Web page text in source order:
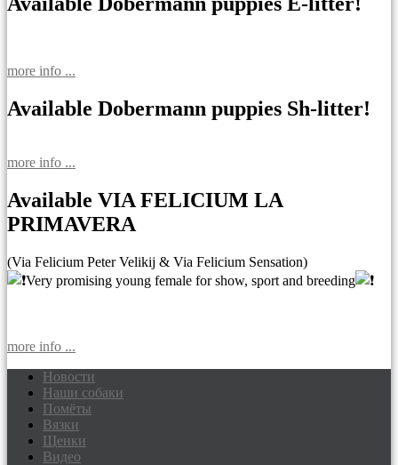
more info ...
Available Dobermann puppies Sh-litter!
more info ...
Available VIA FELICIUM LA
PRIMAVERA
(Via Felicium Peter Velikij & Via Felicium Sensation)
Very promising young female for show, sport and breeding
more info ...
Доберманы питомник Via Felicium,
щенки добермана
Новости
Наши собаки
Помёты
Вязки
Щенки
Видео